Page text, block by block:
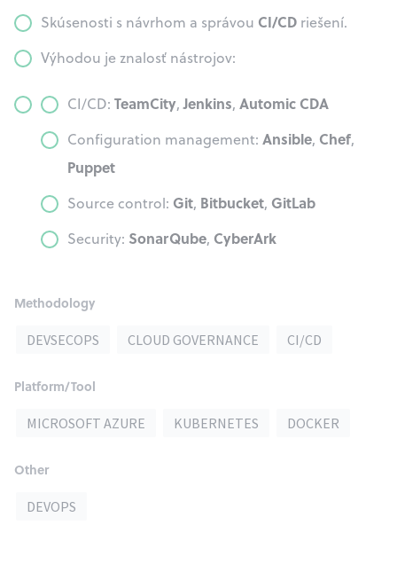
Skúsenosti s návrhom a správou CI/CD riešení.
Výhodou je znalosť nástrojov:
CI/CD: TeamCity,Jenkins, Automic CDA
Configuration management: Ansible, Chef,
Puppet
Source control: Git, Bitbucket, GitLab
Security: SonarQube, CyberArk
Methodology
DEVSECOPS CLOUD GOVERNANCE CI/CD
Platform/Tool
MICROSOFT AZURE KUBERNETES DOCKER
Other
DEVOPS